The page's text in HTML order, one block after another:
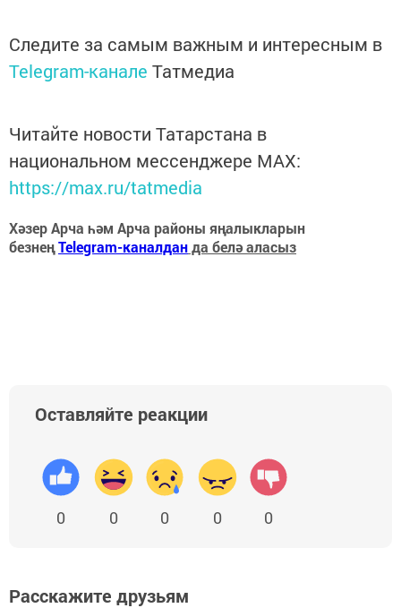
Следите за самым важным и интересным в
Telegram-канале Татмедиа
Читайте новости Татарстана в
национальном мессенджере MАХ:
https://max.ru/tatmedia
Хәзер Арча һәм Арча районы яңалыкларын
безнеңTelegram-каналданда белә аласыз
Оставляйте реакции
0 0 0 0 0
Расскажите друзьям